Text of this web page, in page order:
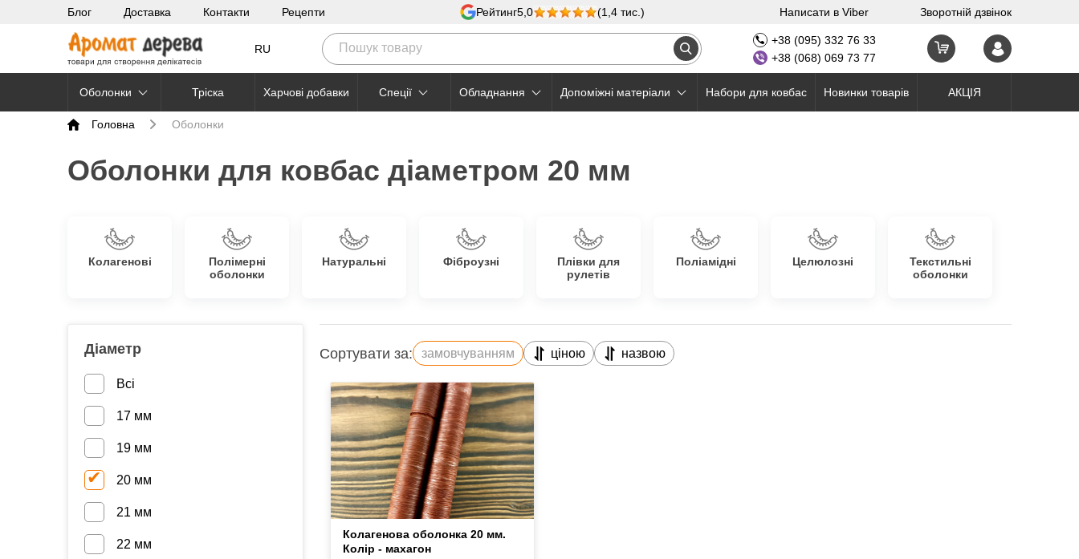
Блог Доставка Контакти Рецепти Рейтинг5,0 (1,4 тис.) Написати в Viber Зворотній дзвінок
RU
+38 (095) 332 76 33
+38 (068) 069 73 77
Оболонки Тріска Харчові добавки Cпеції Обладнання Допоміжні матеріали Набори для ковбас Новинки товарів АКЦІЯ
Головна Оболонки
Оболонки для ковбас діаметром 20 мм
Колагенові
Полімерні
оболонки
Натуральні Фіброузні
Плівки для
рулетів
Поліамідні Целюлозні
Текстильні
оболонки
Діаметр
Всі
17 мм
19 мм
20 мм
21 мм
22 мм
Сортувати за: замовчуванням ціною назвою
Колагенова оболонка 20 мм.
Колір - махагон